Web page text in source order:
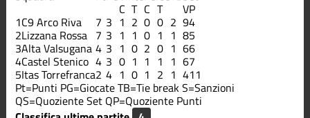
C T C T VP
1C9 Arco Riva 7 3 1 2 0 0 2 94
2Lizzana Rossa 7 3 1 1 0 1 1 85
3Alta Valsugana 4 3 1 0 2 0 1 66
4Castel Stenico 4 3 0 1 1 1 1 67
5Itas Torrefranca2 4 1 0 1 2 1 411
Pt=Punti PG=GiocateTB=Tie breakS=Sanzioni
QS=Quoziente Set QP=Quoziente Punti